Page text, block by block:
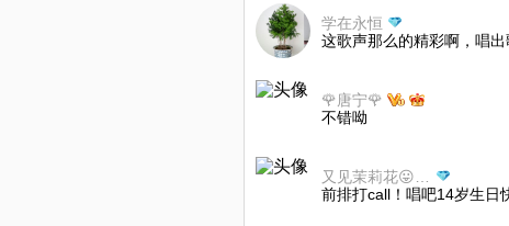
学在永恒
这歌声那么的精彩啊，唱出
🌹唐宁🌹
不错呦
前排打call！唱吧14岁生日